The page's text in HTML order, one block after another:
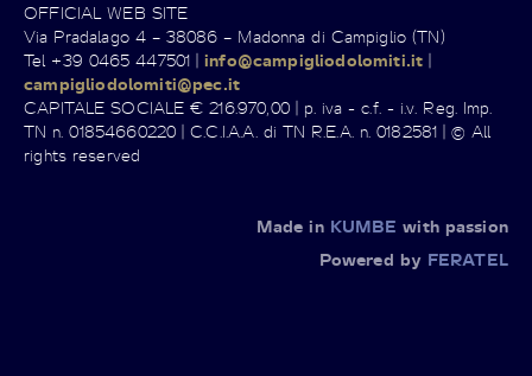
OFFICIAL WEB SITE
Via Pradalago 4 – 38086 – Madonna di Campiglio (TN)
Tel +39 0465 447501 |info@campigliodolomiti.it |
campigliodolomiti@pec.it
CAPITALE SOCIALE € 216.970,00 | p. iva - c.f. - i.v. Reg. Imp.
TN n. 01854660220 | C.C.I.A.A. di TN R.E.A. n. 0182581 | © All
rights reserved
Made in KUMBE with passion
Powered by FERATEL